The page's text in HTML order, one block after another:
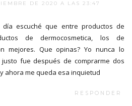
DE 2020 A LAS 23:47
día escuché que entre productos de
de dermocosmetica, los de
mejores. Que opinas? Yo nunca lo
fue después de comprarme dos
ahora me queda esa inquietud
RESPONDER